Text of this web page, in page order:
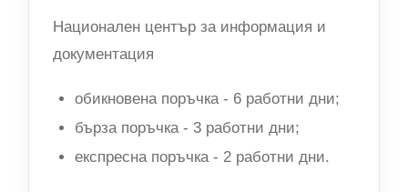
Национален център за информация и
документация
обикновена поръчка - 6 работни дни;
бърза поръчка - 3 работни дни;
експресна поръчка - 2 работни дни.